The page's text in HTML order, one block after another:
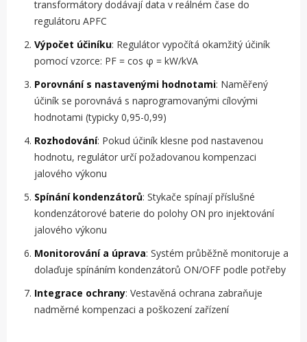
transformátory dodávají data v reálném čase do
regulátoru APFC
Výpočet účiníku: Regulátor vypočítá okamžitý účiník
pomocí vzorce: PF = cos φ = kW/kVA
Porovnání s nastavenými hodnotami: Naměřený
účiník se porovnává s naprogramovanými cílovými
hodnotami (typicky 0,95-0,99)
Rozhodování: Pokud účiník klesne pod nastavenou
hodnotu, regulátor určí požadovanou kompenzaci
jalového výkonu
Spínání kondenzátorů: Stykače spínají příslušné
kondenzátorové baterie do polohy ON pro injektování
jalového výkonu
Monitorování a úprava: Systém průběžně monitoruje a
dolaďuje spínáním kondenzátorů ON/OFF podle potřeby
Integrace ochrany: Vestavěná ochrana zabraňuje
nadměrné kompenzaci a poškození zařízení